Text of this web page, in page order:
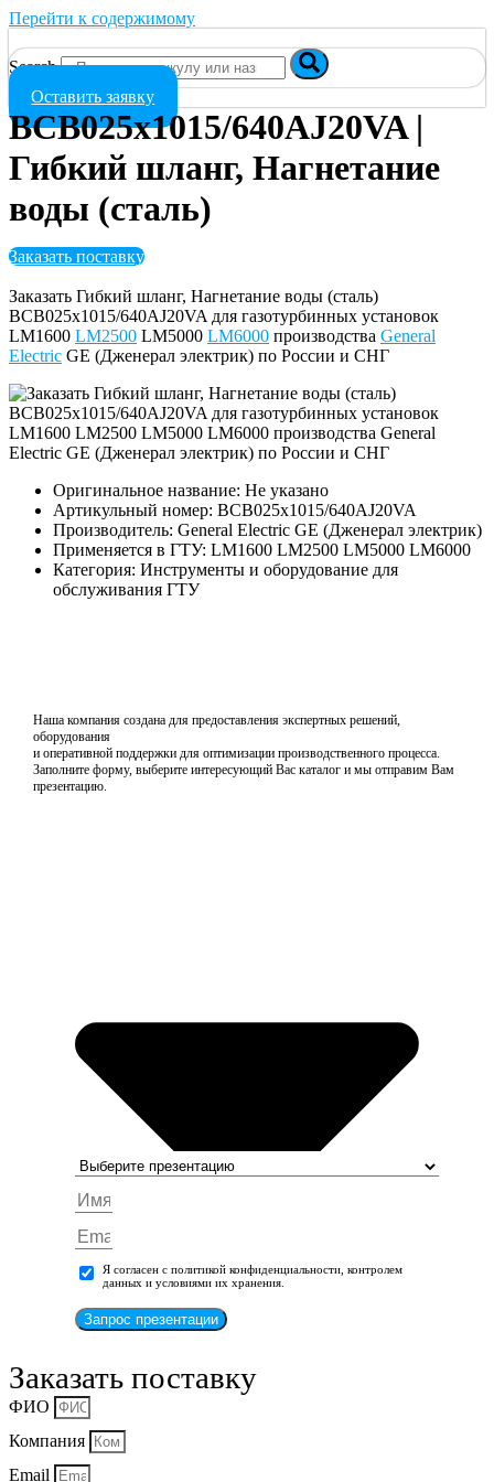
Перейти к содержимому
Search
Оставить заявку
BCB025x1015/640AJ20VA |
Гибкий шланг, Нагнетание
воды (сталь)
Заказать поставку
Заказать Гибкий шланг, Нагнетание воды (сталь)
BCB025x1015/640AJ20VA для газотурбинных установок
LM1600 LM2500 LM5000 LM6000 производства General
Electric GE (Дженерал электрик) по России и СНГ
Оригинальное название: Не указано
Артикульный номер: BCB025x1015/640AJ20VA
Производитель: General Electric GE (Дженерал электрик)
Применяется в ГТУ: LM1600 LM2500 LM5000 LM6000
Категория: Инструменты и оборудование для
обслуживания ГТУ
Наша компания создана для предоставления экспертных решений,
оборудования
и оперативной поддержки для оптимизации производственного процесса.
Заполните форму, выберите интересующий Вас каталог и мы отправим Вам
презентацию.
Я согласен с политикой конфиденциальности, контролем
данных и условиями их хранения.
Запрос презентации
Заказать поставку
ФИО
Компания
Email